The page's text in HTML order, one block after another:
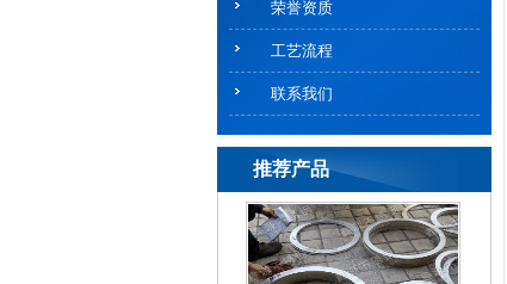
荣誉资质
工艺流程
联系我们
推荐产品